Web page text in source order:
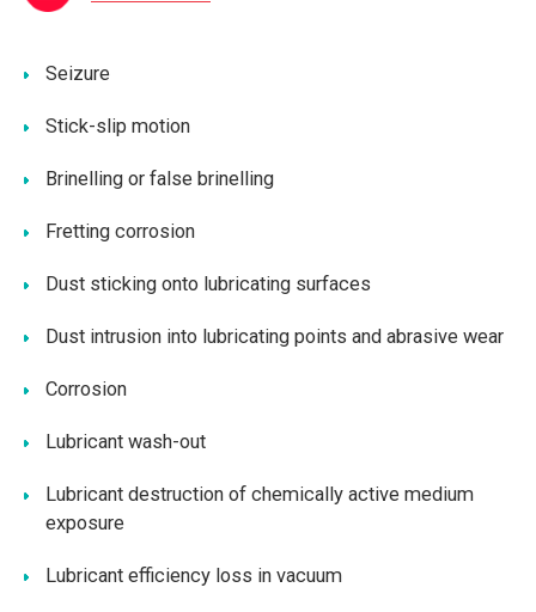
Seizure
Stick-slip motion
Brinelling or false brinelling
Fretting corrosion
Dust sticking onto lubricating surfaces
Dust intrusion into lubricating points and abrasive wear
Corrosion
Lubricant wash-out
Lubricant destruction of chemically active medium
exposure
Lubricant efficiency loss in vacuum